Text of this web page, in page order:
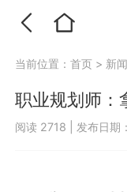
当前位置：首页 > 新闻
职业规划师：
阅读 2718 发布日期